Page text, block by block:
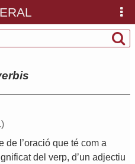
de ’oració que té com a
del verp, d’un adjectiu